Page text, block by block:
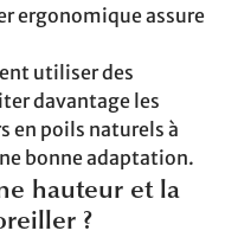
ergonomique assure
utiliser des
davantage les
en poils naturels à
bonne adaptation.
hauteur et la
?